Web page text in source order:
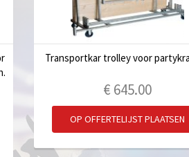
Transportkar trolley voor
€ 645.00
OP OFFERTELIJST PLAATSEN